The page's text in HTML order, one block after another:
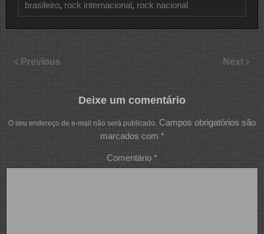
brasileiro, rock internacional, rock nacional
Previous Next
Deixe um comentário
O seu endereço de e-mail não será publicado. Campos obrigatórios são
marcados com *
Comentário *